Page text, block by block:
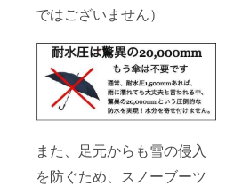
ではございません）
また、足元からも雪の侵入
を防ぐため、スノーブーツ